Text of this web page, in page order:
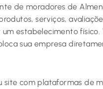
de moradores de
serviços,
estabelecimento físico.
sua empresa
site com plataformas de